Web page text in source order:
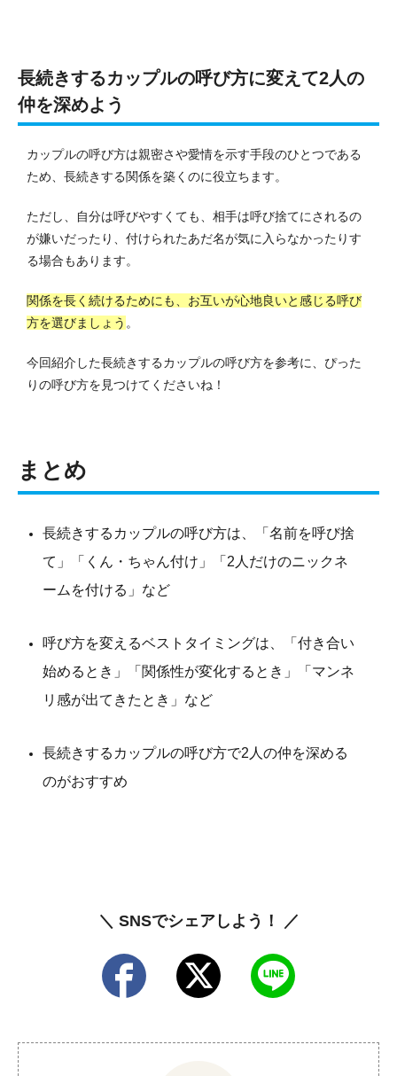
長続きするカップルの呼び方に変えて2人の
仲を深めよう
カップルの呼び方は親密さや愛情を示す手段のひとつである
ため、長続きする関係を築くのに役立ちます。
ただし、自分は呼びやすくても、相手は呼び捨てにされるの
が嫌いだったり、付けられたあだ名が気に入らなかったりす
る場合もあります。
関係を長く続けるためにも、お互いが心地良いと感じる呼び
方を選びましょう 。
今回紹介した長続きするカップルの呼び方を参考に、ぴった
りの呼び方を見つけてくださいね！
まとめ
長続きするカップルの呼び方は、「名前を呼び捨
て」「くん・ちゃん付け」「2人だけのニックネ
ームを付ける」など
呼び方を変えるベストタイミングは、「付き合い
始めるとき」「関係性が変化するとき」「マンネ
リ感が出てきたとき」など
長続きするカップルの呼び方で2人の仲を深める
のがおすすめ
＼ SNSでシェアしよう！ ／